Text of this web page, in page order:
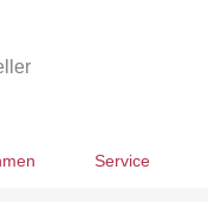
Service